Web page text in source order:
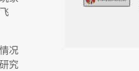
况
究